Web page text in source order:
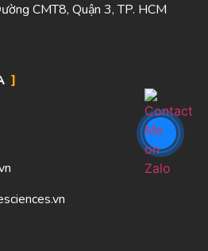
CMT8, Quận 3, TP. HCM